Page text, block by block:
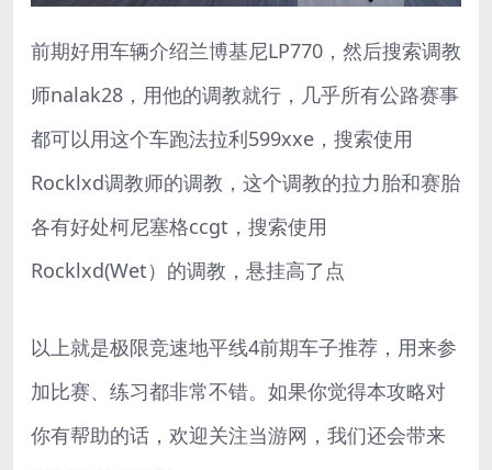
前期好用车辆介绍兰博基尼LP770，然后搜索调教
师nalak28，用他的调教就行，几乎所有公路赛事
都可以用这个车跑法拉利599xxe，搜索使用
Rocklxd调教师的调教，这个调教的拉力胎和赛胎
各有好处柯尼塞格ccgt，搜索使用
Rocklxd(Wet）的调教，悬挂高了点
以上就是极限竞速地平线4前期车子推荐，用来参
加比赛、练习都非常不错。如果你觉得本攻略对
你有帮助的话，欢迎关注当游网，我们还会带来